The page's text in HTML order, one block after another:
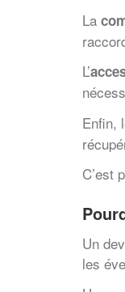
La
L’
Enfin,
C’est
Un
les